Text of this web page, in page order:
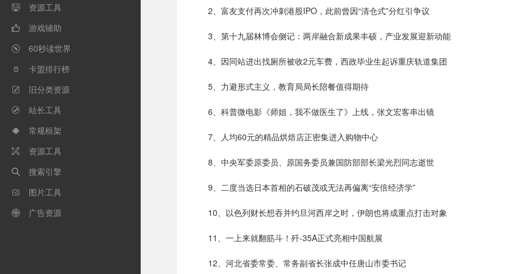
 资源工具
 游戏辅助
 60秒读世界
 卡盟排行榜
 旧分类资源
 站长工具
 常规框架
 资源工具
 搜索引擎
 图片工具
 广告资源
2、富友支付再次冲刺港股IPO，此前曾因“清仓式”分红引争议
3、第十九届林博会侧记：两岸融合新成果丰硕，产业发展迎新动能
4、因同站进出找厕所被收2元车费，西政毕业生起诉重庆轨道集团
5、力避形式主义，教育局局长陪餐值得期待
6、科普微电影《师姐，我不做医生了》上线，张文宏客串出镜
7、人均60元的精品烘焙店正密集进入购物中心
8、中央军委原委员、原国务委员兼国防部部长梁光烈同志逝世
9、二度当选日本首相的石破茂或无法再偏离“安倍经济学”
10、以色列财长想吞并约旦河西岸之时，伊朗也将成重点打击对象
11、一上来就翻筋斗！歼-35A正式亮相中国航展
12、河北省委常委、常务副省长张成中任唐山市委书记